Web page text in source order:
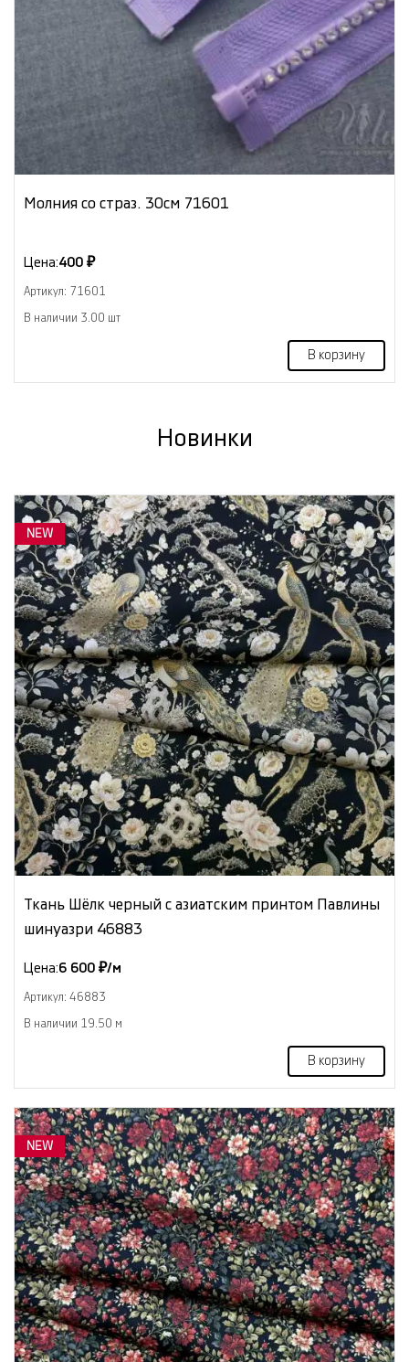
Молния со страз. 30см 71601
Цена:400 ₽
Артикул: 71601
В наличии 3.00 шт
В корзину
Новинки
NEW
Ткань Шёлк черный с азиатским принтом Павлины
шинуазри 46883
Цена:6 600 ₽/м
Артикул: 46883
В наличии 19.50 м
В корзину
NEW